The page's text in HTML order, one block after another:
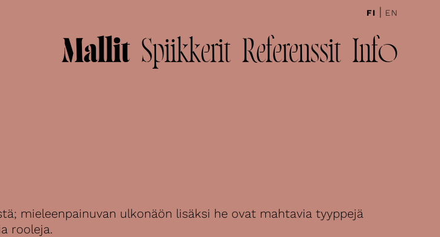
Mallit Spiikkerit Referenssit Info
FI | EN
mieleenpainuvan ulkonäön lisäksi he ovat mahtavia tyyppejä
rooleja.